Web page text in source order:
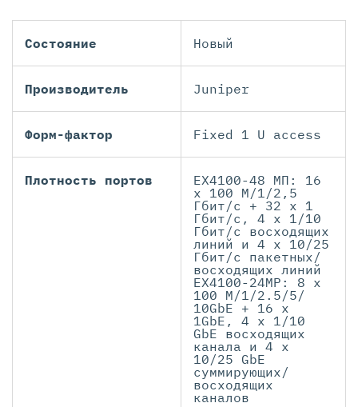
Состояние Новый
Производитель Juniper
Форм-фактор Fixed 1 U access
Плотность портов
EX4100-48 МП: 16
x 100 М/1/2,5
Гбит/с + 32 x 1
Гбит/с, 4 x 1/10
Гбит/с восходящих
линий и 4 x 10/25
Гбит/с пакетных/
восходящих линий
EX4100-24MP: 8 x
100 М/1/2.5/5/
10GbE + 16 x
1GbE, 4 x 1/10
GbE восходящих
канала и 4 x
10/25 GbE
суммирующих/
восходящих
каналов